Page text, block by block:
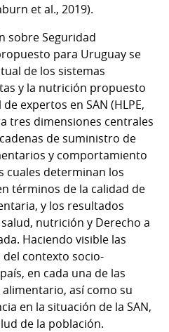
et al., 2019).
sobre Seguridad
para Uruguay se
de los sistemas
y la nutrición propuesto
expertos en SAN (HLPE,
tres dimensiones centrales
de suministro de
y comportamiento
cuales determinan los
términos de la calidad de
y los resultados
nutrición y Derecho a
Haciendo visible las
contexto socio-
en cada una de las
así como su
en la situación de la SAN,
de la población.